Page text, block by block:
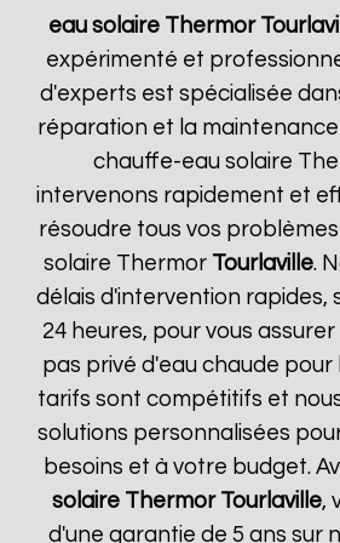
eau solaire Thermor
expérimenté et
d'experts est spécialisée
réparation et la
chauffe-eau solaire
intervenons rapidement et
résoudre tous vos
solaire Thermor Tourlaville.
délais d'intervention rapides,
24 heures, pour vous
pas privé d'eau chaude pour
tarifs sont compétitifs et
solutions personnalisées
besoins et à votre budget.
solaire Thermor Tourlaville,
d'une garantie de 5 ans sur